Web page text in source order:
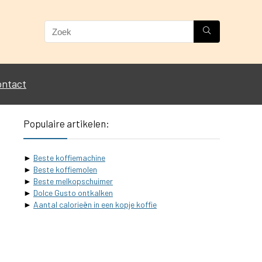
Populaire artikelen:
► Beste koffiemachine
► Beste koffiemolen
► Beste melkopschuimer
► Dolce Gusto ontkalken
► Aantal calorieën in een kopje koffie